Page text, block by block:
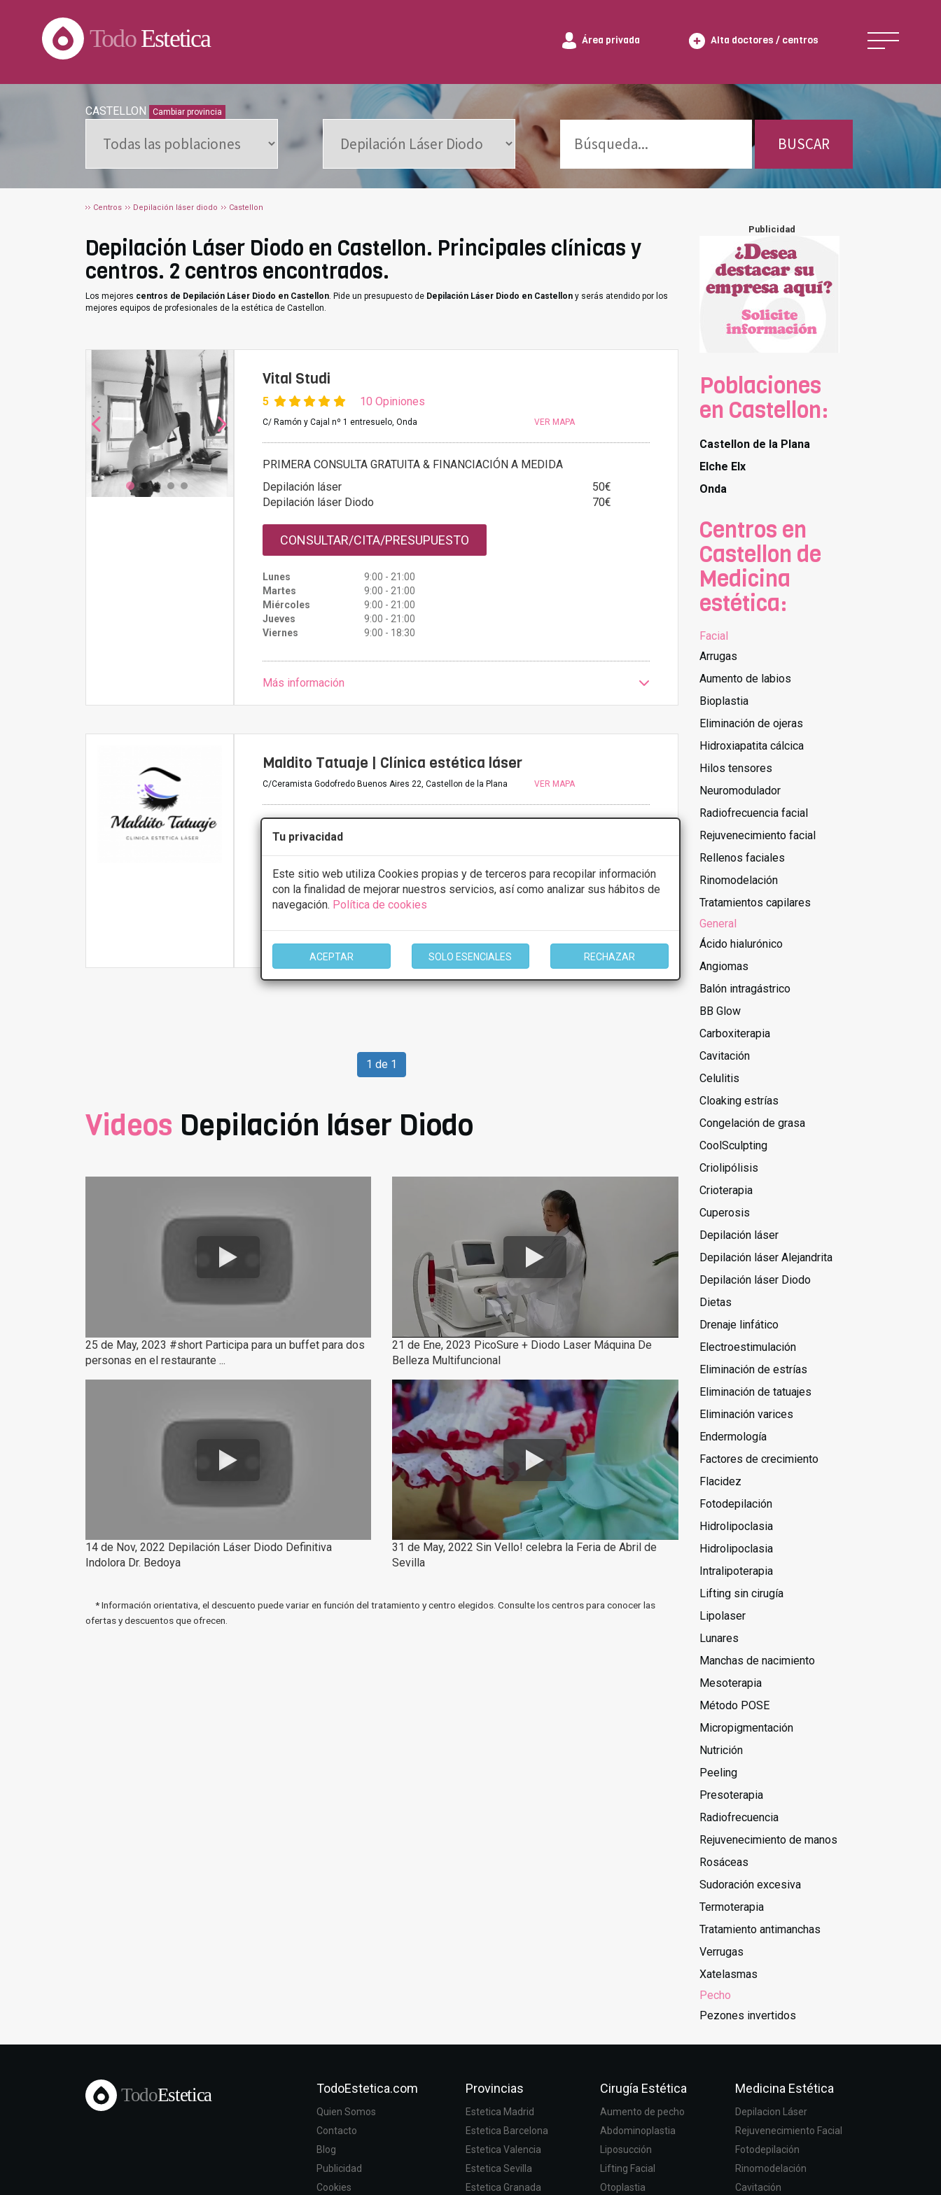
Tu privacidad
Este sitio web utiliza Cookies propias y de terceros para recopilar información
con la finalidad de mejorar nuestros servicios, así como analizar sus hábitos de
navegación. Política de cookies
ACEPTAR SOLO ESENCIALES RECHAZAR
TodoEstetica Área privada Alta doctores / centros
CASTELLON Cambiar provincia
BUSCAR
Centros Depilación láser diodo Castellon
Depilación Láser Diodo en Castellon. Principales clínicas y
centros. 2 centros encontrados.
Los mejores centros de Depilación Láser Diodo en Castellon. Pide un presupuesto de Depilación Láser Diodo en Castellon y serás atendido por los
mejores equipos de profesionales de la estética de Castellon.
Vital Studi
5 10 Opiniones
C/ Ramón y Cajal nº 1 entresuelo, Onda VER MAPA
PRIMERA CONSULTA GRATUITA & FINANCIACIÓN A MEDIDA
Depilación láser
50€
Depilación láser Diodo
70€
CONSULTAR/CITA/PRESUPUESTO
Lunes
9:00 - 21:00
Martes
9:00 - 21:00
Miércoles
9:00 - 21:00
Jueves
9:00 - 21:00
Viernes
9:00 - 18:30
Más información
Maldito Tatuaje | Clínica estética láser
C/Ceramista Godofredo Buenos Aires 22, Castellon de la Plana VER MAPA
CONSULTAR/CITA/PRESUPUESTO
Más información
1 de 1
Videos Depilación láser Diodo
25 de May, 2023 #short Participa para un buffet para dos
personas en el restaurante ...
21 de Ene, 2023 PicoSure + Diodo Laser Máquina De
Belleza Multifuncional
14 de Nov, 2022 Depilación Láser Diodo Definitiva
Indolora Dr. Bedoya
31 de May, 2022 Sin Vello! celebra la Feria de Abril de
Sevilla
* Información orientativa, el descuento puede variar en función del tratamiento y centro elegidos. Consulte los centros para conocer las
ofertas y descuentos que ofrecen.
Publicidad
Poblaciones
en Castellon:
Castellon de la Plana
Elche Elx
Onda
Centros en
Castellon de
Medicina
estética:
Facial
Arrugas
Aumento de labios
Bioplastia
Eliminación de ojeras
Hidroxiapatita cálcica
Hilos tensores
Neuromodulador
Radiofrecuencia facial
Rejuvenecimiento facial
Rellenos faciales
Rinomodelación
Tratamientos capilares
General
Ácido hialurónico
Angiomas
Balón intragástrico
BB Glow
Carboxiterapia
Cavitación
Celulitis
Cloaking estrías
Congelación de grasa
CoolSculpting
Criolipólisis
Crioterapia
Cuperosis
Depilación láser
Depilación láser Alejandrita
Depilación láser Diodo
Dietas
Drenaje linfático
Electroestimulación
Eliminación de estrías
Eliminación de tatuajes
Eliminación varices
Endermología
Factores de crecimiento
Flacidez
Fotodepilación
Hidrolipoclasia
Hidrolipoclasia
Intralipoterapia
Lifting sin cirugía
Lipolaser
Lunares
Manchas de nacimiento
Mesoterapia
Método POSE
Micropigmentación
Nutrición
Peeling
Presoterapia
Radiofrecuencia
Rejuvenecimiento de manos
Rosáceas
Sudoración excesiva
Termoterapia
Tratamiento antimanchas
Verrugas
Xatelasmas
Pecho
Pezones invertidos
TodoEstetica TodoEstetica.com
Quien Somos
Contacto
Blog
Publicidad
Cookies
Provincias
Estetica Madrid
Estetica Barcelona
Estetica Valencia
Estetica Sevilla
Estetica Granada
Cirugía Estética
Aumento de pecho
Abdominoplastia
Liposucción
Lifting Facial
Otoplastia
Medicina Estética
Depilacion Láser
Rejuvenecimiento Facial
Fotodepilación
Rinomodelación
Cavitación